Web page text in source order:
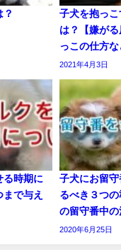
？
子犬を抱っ
は？【嫌が
っこの仕方な
2021年4月3日
る時期に
で与え
子犬にお留
るべき３つ
の留守番中の
2020年6月25日